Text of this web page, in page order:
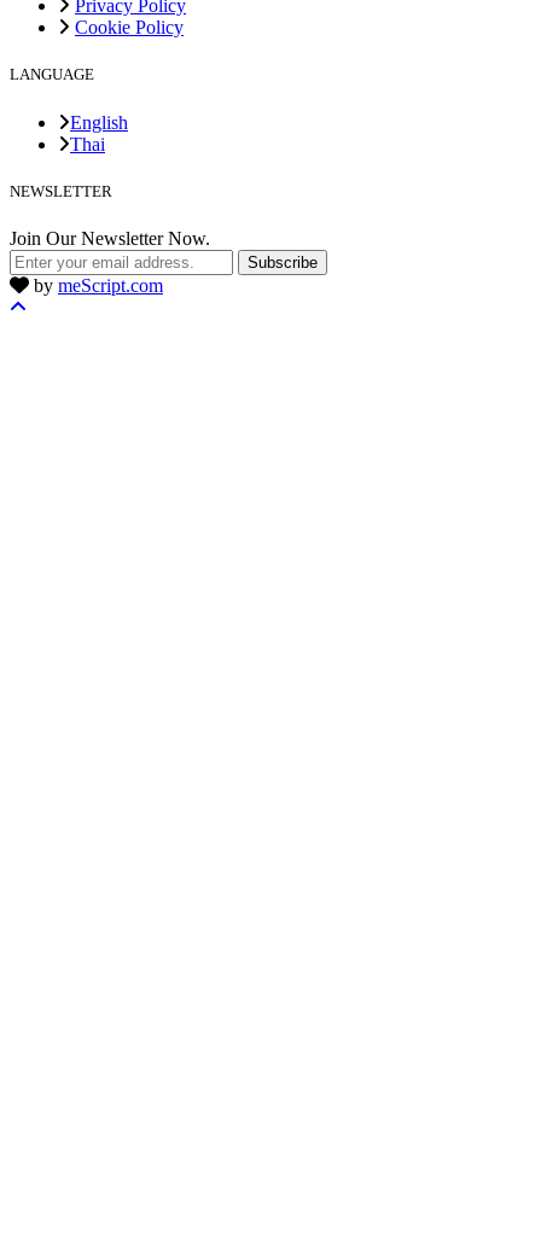
Privacy Policy
Cookie Policy
LANGUAGE
English
Thai
NEWSLETTER
Join Our Newsletter Now.
Subscribe
by meScript.com